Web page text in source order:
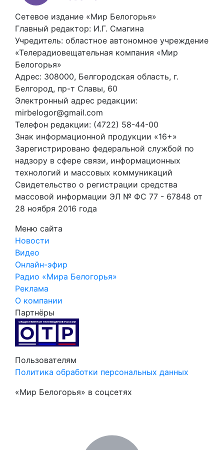
Сетевое издание «Мир Белогорья»
Главный редактор: И.Г. Смагина
Учредитель: областное автономное учреждение
«Телерадиовещательная компания «Мир
Белогорья»
Адрес: 308000, Белгородская область, г.
Белгород, пр-т Славы, 60
Электронный адрес редакции:
mirbelogor@gmail.com
Телефон редакции: (4722) 58-44-00
Знак информационной продукции «16+»
Зарегистрировано федеральной службой по
надзору в сфере связи, информационных
технологий и массовых коммуникаций
Свидетельство о регистрации средства
массовой информации ЭЛ № ФС 77 - 67848 от
28 ноября 2016 года
Меню сайта
Новости
Видео
Онлайн-эфир
Радио «Мира Белогорья»
Реклама
О компании
Партнёры
Пользователям
Политика обработки персональных данных
«Мир Белогорья» в соцсетях